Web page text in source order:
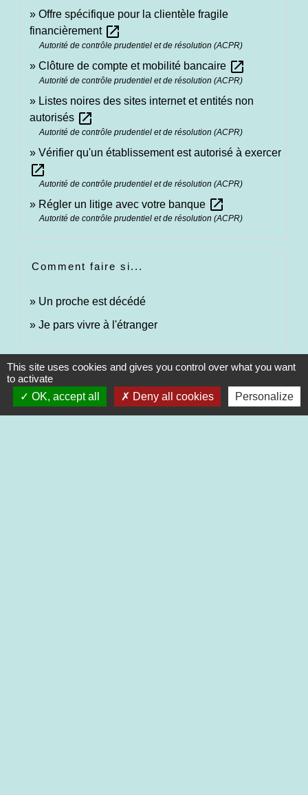
Offre spécifique pour la clientèle fragile
financièrement open_in_new
Autorité de contrôle prudentiel et de résolution (ACPR)
Clôture de compte et mobilité bancaire open_in_new
Autorité de contrôle prudentiel et de résolution (ACPR)
Listes noires des sites internet et entités non
autorisés open_in_new
Autorité de contrôle prudentiel et de résolution (ACPR)
Vérifier qu'un établissement est autorisé à exercer
open_in_new
Autorité de contrôle prudentiel et de résolution (ACPR)
Régler un litige avec votre banque open_in_new
Autorité de contrôle prudentiel et de résolution (ACPR)
Comment faire si...
Un proche est décédé
Je pars vivre à l'étranger
Signaler une erreur sur cette page
This site uses cookies and gives you control over what you want
to activate
OK, accept all
Deny all cookies Personalize